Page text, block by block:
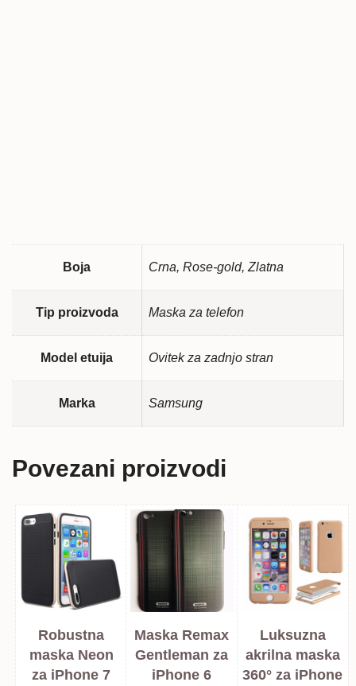
Boja Crna, Rose-gold, Zlatna
Tip proizvoda Maska za telefon
Model etuija Ovitek za zadnjo stran
Marka Samsung
Povezani proizvodi
Robustna
maska Neon
za iPhone 7
Maska Remax
Gentleman za
iPhone 6
Luksuzna
akrilna maska
360° za iPhone